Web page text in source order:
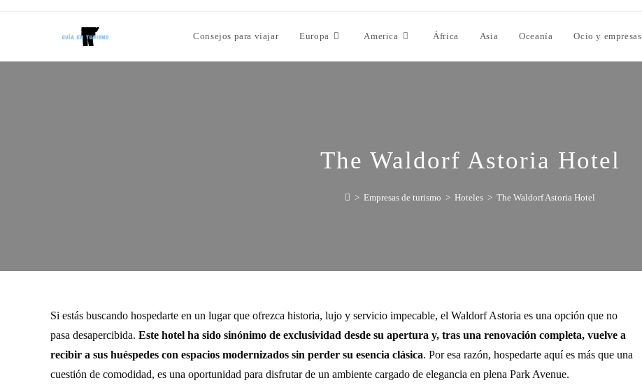
Consejos para viajar Europa America África Asia Oceanía Ocio y empresas
The Waldorf Astoria Hotel
> Empresas de turismo > Hoteles > The Waldorf Astoria Hotel
Si estás buscando hospedarte en un lugar que ofrezca historia, lujo y servicio impecable, el Waldorf Astoria es una opción que no
pasa desapercibida. Este hotel ha sido sinónimo de exclusividad desde su apertura y, tras una renovación completa, vuelve a
recibir a sus huéspedes con espacios modernizados sin perder su esencia clásica. Por esa razón, hospedarte aquí es más que una
cuestión de comodidad, es una oportunidad para disfrutar de un ambiente cargado de elegancia en plena Park Avenue.